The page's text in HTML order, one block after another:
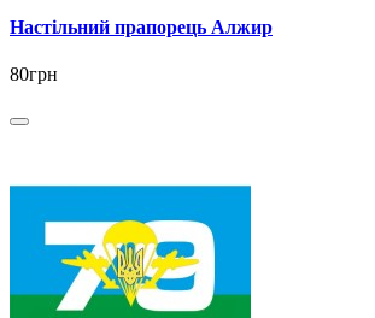
Настільний прапорець Алжир
80грн